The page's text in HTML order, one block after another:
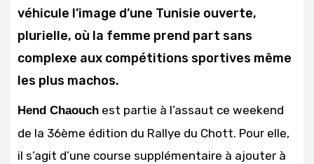
véhicule l’image d’une Tunisie ouverte,
plurielle, où la femme prend part sans
complexe aux compétitions sportives même
les plus machos.
Hend Chaouch est partie à l’assaut ce weekend
de la 36ème édition du Rallye du Chott. Pour elle,
il s’agit d’une course supplémentaire à ajouter à